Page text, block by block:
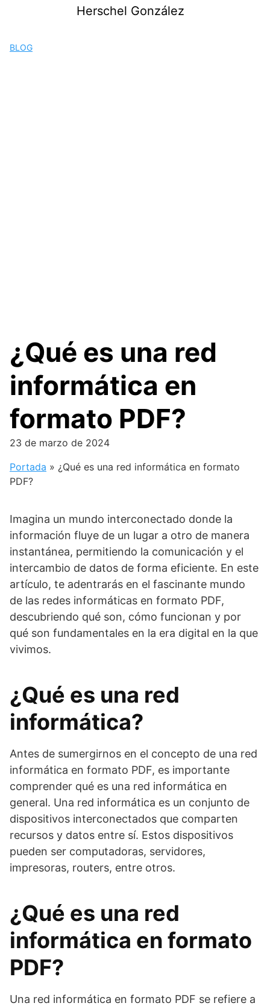
Herschel González
BLOG
¿Qué es una red
informática en
formato PDF?
23 de marzo de 2024
Portada » ¿Qué es una red informática en formato
PDF?
Imagina un mundo interconectado donde la
información fluye de un lugar a otro de manera
instantánea, permitiendo la comunicación y el
intercambio de datos de forma eficiente. En este
artículo, te adentrarás en el fascinante mundo
de las redes informáticas en formato PDF,
descubriendo qué son, cómo funcionan y por
qué son fundamentales en la era digital en la que
vivimos.
¿Qué es una red
informática?
Antes de sumergirnos en el concepto de una red
informática en formato PDF, es importante
comprender qué es una red informática en
general. Una red informática es un conjunto de
dispositivos interconectados que comparten
recursos y datos entre sí. Estos dispositivos
pueden ser computadoras, servidores,
impresoras, routers, entre otros.
¿Qué es una red
informática en formato
PDF?
Una red informática en formato PDF se refiere a